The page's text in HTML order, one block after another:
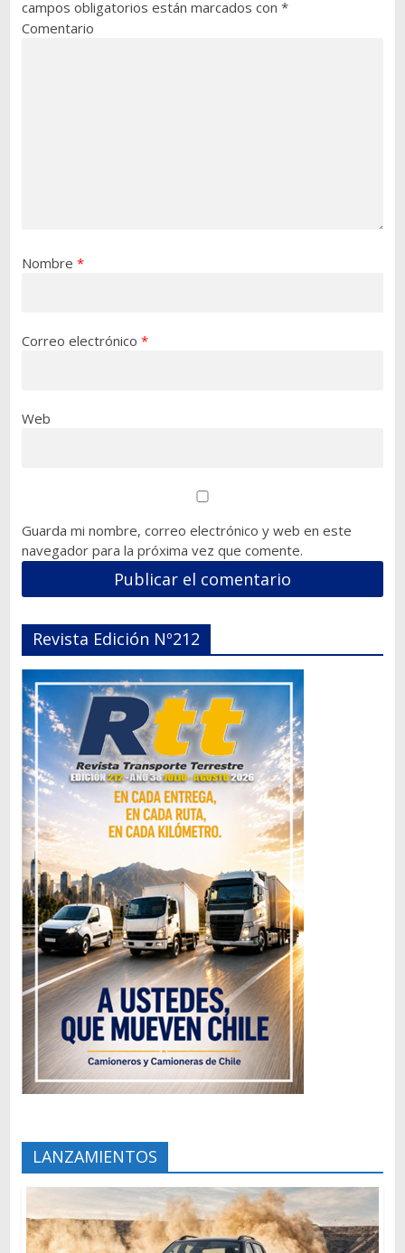
campos obligatorios están marcados con *
Comentario
Nombre *
Correo electrónico *
Web
Guarda mi nombre, correo electrónico y web en este
navegador para la próxima vez que comente.
Revista Edición Nº212
LANZAMIENTOS